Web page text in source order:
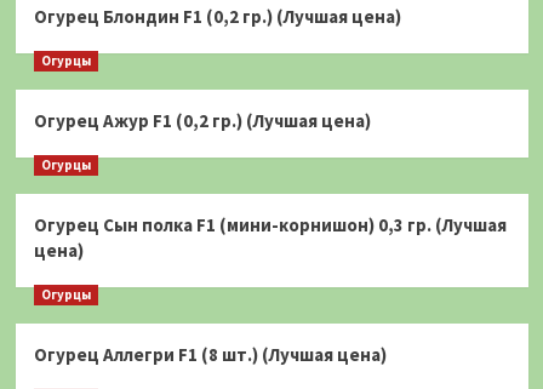
Огурец Блондин F1 (0,2 гр.) (Лучшая цена)
Огурцы
Огурец Ажур F1 (0,2 гр.) (Лучшая цена)
Огурцы
Огурец Сын полка F1 (мини-корнишон) 0,3 гр. (Лучшая
цена)
Огурцы
Огурец Аллегри F1 (8 шт.) (Лучшая цена)